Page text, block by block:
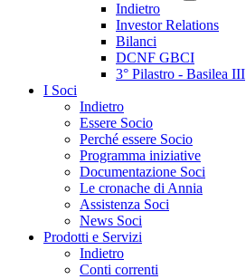
Indietro
Investor Relations
Bilanci
DCNF GBCI
3° Pilastro - Basilea III
I Soci
Indietro
Essere Socio
Perché essere Socio
Programma iniziative
Documentazione Soci
Le cronache di Annia
Assistenza Soci
News Soci
Prodotti e Servizi
Indietro
Conti correnti